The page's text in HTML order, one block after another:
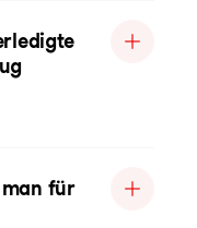
für